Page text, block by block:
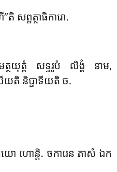
តិ សព្ពត្ថាធិការោ.
តមត្ថយុត្តំ សទ្ទរូបំ លិង្គំ នាម,
យតិ និប្ផាទីយតិ ច.
តិយោ ហោន្តិ. ចការេន តាសំ ឯក